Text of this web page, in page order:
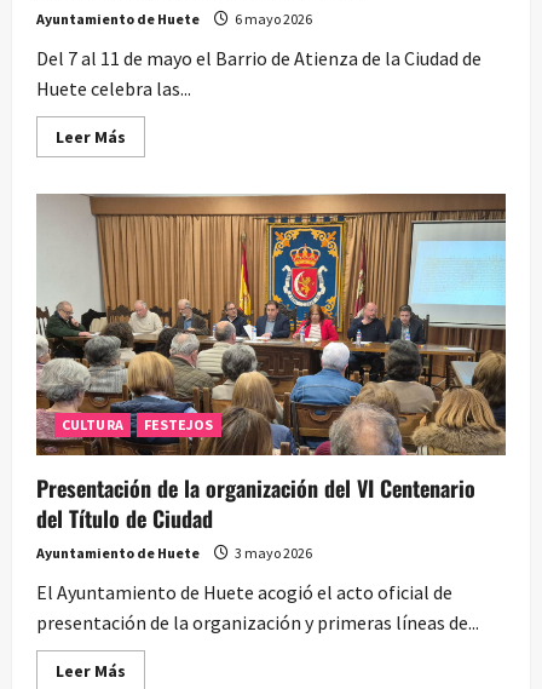
Ayuntamiento de Huete 6 mayo 2026
Del 7 al 11 de mayo el Barrio de Atienza de la Ciudad de
Huete celebra las...
Leer Más
más
Fiestas
de
San
Juan
Evangelista
2026
CULTURA FESTEJOS
Presentación de la organización del VI Centenario
del Título de Ciudad
Ayuntamiento de Huete 3 mayo 2026
El Ayuntamiento de Huete acogió el acto oficial de
presentación de la organización y primeras líneas de...
Leer Más